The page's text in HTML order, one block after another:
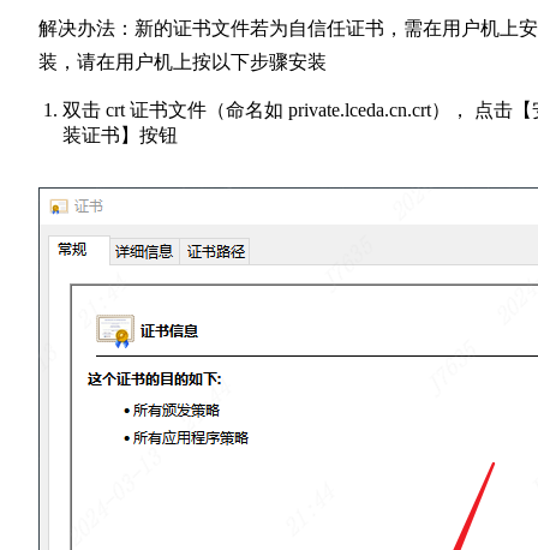
解决办法：新的证书文件若为自信任证书，需在用户机上安
装，请在用户机上按以下步骤安装
双击 crt 证书文件（命名如 private.lceda.cn.crt）， 点击【
装证书】按钮